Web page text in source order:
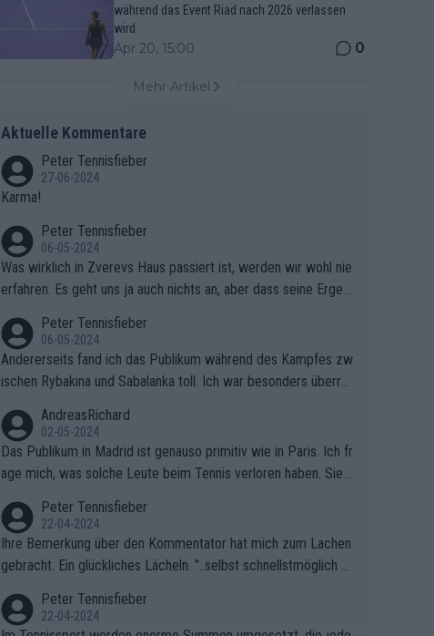
während das Event Riad nach 2026 verlassen
wird
Apr 20, 15:00 0
Mehr Artikel
Aktuelle Kommentare
Peter Tennisfieber
27-06-2024
Karma!
Peter Tennisfieber
06-05-2024
Was wirklich in Zverevs Haus passiert ist, werden wir wohl nie
erfahren. Es geht uns ja auch nichts an, aber dass seine Ergeb
Peter Tennisfieber
06-05-2024
Andererseits fand ich das Publikum während des Kampfes zw
ischen Rybakina und Sabalanka toll. Ich war besonders überras
AndreasRichard
02-05-2024
Das Publikum in Madrid ist genauso primitiv wie in Paris. Ich fr
age mich, was solche Leute beim Tennis verloren haben. Sie s
ben.
Peter Tennisfieber
22-04-2024
Ihre Bemerkung über den Kommentator hat mich zum Lachen
gebracht. Ein glückliches Lächeln. "..selbst schnellstmöglich na
Peter Tennisfieber
22-04-2024